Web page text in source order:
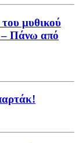
μυθικού
– Πάνω από